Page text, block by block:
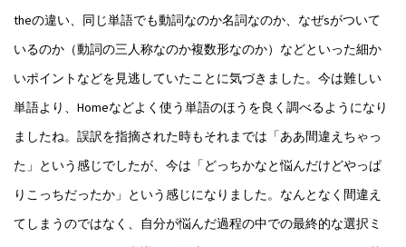
theの違い、同じ単語でも動詞なのか名詞なのか、なぜsがついて
いるのか（動詞の三人称なのか複数形なのか）などといった細か
いポイントなどを見逃していたことに気づきました。今は難しい
単語より、Homeなどよく使う単語のほうを良く調べるようになり
ましたね。誤訳を指摘された時もそれまでは「ああ間違えちゃっ
た」という感じでしたが、今は「どっちかなと悩んだけどやっぱ
りこっちだったか」という感じになりました。なんとなく間違え
てしまうのではなく、自分が悩んだ過程の中での最終的な選択ミ